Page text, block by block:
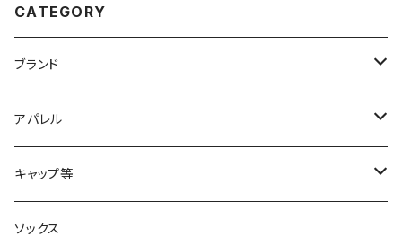
CATEGORY
ブランド
2XU
acu Products
AILEY
アパレル
トップス
ボトムス
キャップ等
キャップ・ハット
ソックス